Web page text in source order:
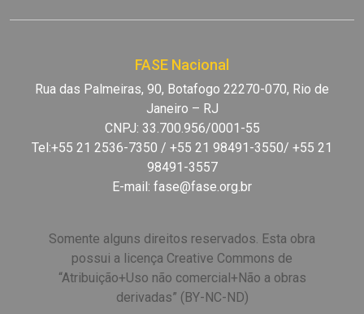
FASE Nacional
Rua das Palmeiras, 90, Botafogo 22270-070, Rio de
Janeiro – RJ
CNPJ: 33.700.956/0001-55
Tel:+55 21 2536-7350 / +55 21 98491-3550/ +55 21
98491-3557
E-mail: fase@fase.org.br
Somente alguns direitos reservados. Esta obra
possui a licença Creative Commons de
“Atribuição+Uso não comercial+Não a obras
derivadas” (BY-NC-ND)